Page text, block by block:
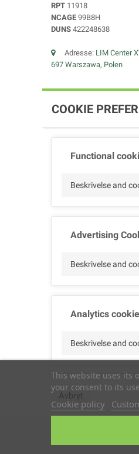
RPT 11918
NCAGE 99B8H
DUNS 422248638
Adresse: LIM Center
697 Warszawa, Polen
This website uses its
your consent to its
Cookie policy
COOKIE
Functional
Beskrivelse and
Advertising
Beskrivelse and
Analytics
Beskrivelse and
Performance
Avbryt